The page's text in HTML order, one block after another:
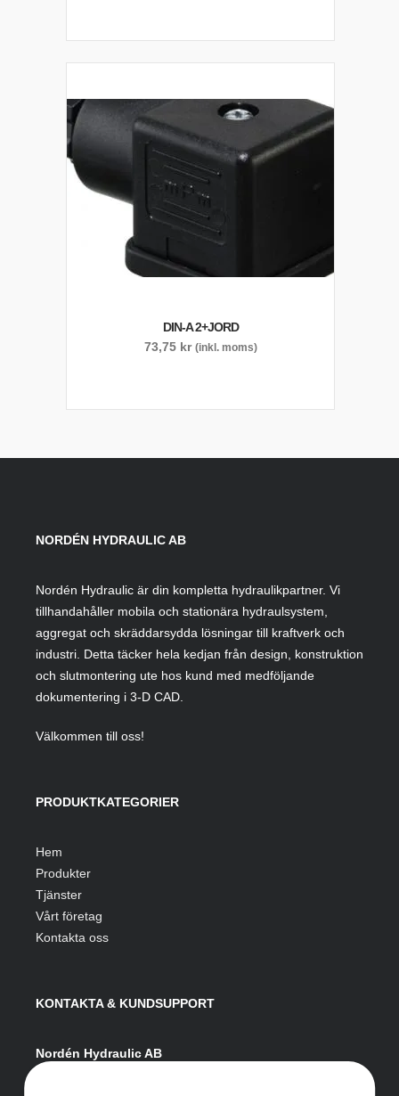
DIN-A 2+JORD
73,75 kr (inkl. moms)
NORDÉN HYDRAULIC AB
Nordén Hydraulic är din kompletta hydraulikpartner. Vi
tillhandahåller mobila och stationära hydraulsystem,
aggregat och skräddarsydda lösningar till kraftverk och
industri. Detta täcker hela kedjan från design, konstruktion
och slutmontering ute hos kund med medföljande
dokumentering i 3-D CAD.
Välkommen till oss!
PRODUKTKATEGORIER
Hem
Produkter
Tjänster
Vårt företag
Kontakta oss
KONTAKTA & KUNDSUPPORT
Nordén Hydraulic AB